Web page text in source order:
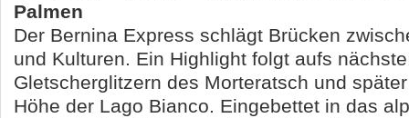
Palmen
Der Bernina Express schlägt Brücken
und Kulturen. Ein Highlight folgt aufs
Gletscherglitzern des Morteratsch und
Höhe der Lago Bianco. Eingebettet in das